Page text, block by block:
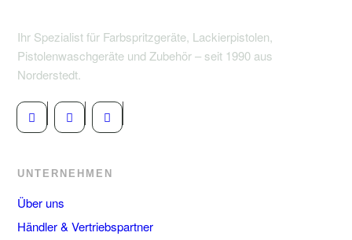
Ihr Spezialist für Farbspritzgeräte, Lackierpistolen,
Pistolenwaschgeräte und Zubehör – seit 1990 aus
Norderstedt.
UNTERNEHMEN
Über uns
Händler & Vertriebspartner